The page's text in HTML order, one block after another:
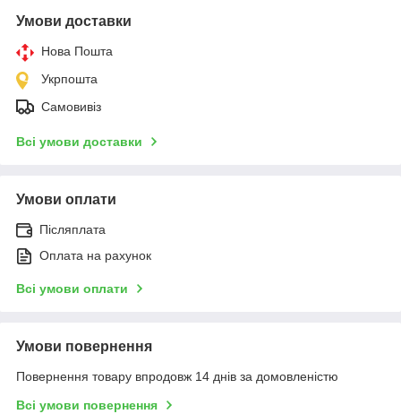
Умови доставки
Нова Пошта
Укрпошта
Самовивіз
Всі умови доставки
Умови оплати
Післяплата
Оплата на рахунок
Всі умови оплати
Умови повернення
Повернення товару впродовж 14 днів за домовленістю
Всі умови повернення